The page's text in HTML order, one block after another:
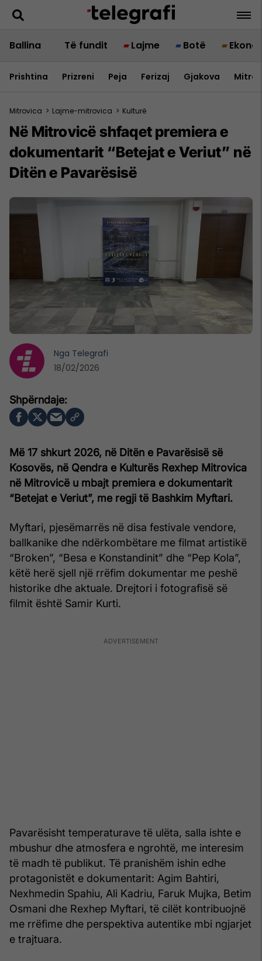
Ballina Të fundit Lajme Botë
Prishtina Prizreni Peja Ferizaj Gjakova
Mitrovica > Lajme-mitrovica > Kulturë
Në Mitrovicë shfaqet premiera e
dokumentarit “Betejat e Veriut” në
Ditën e Pavarësisë
Më 17 shkurt 2026, në Ditën e Pavarësisë së
Kosovës, në Qendra e Kulturës Rexhep Mitrovica
në Mitrovicë u mbajt premiera e dokumentarit
“Betejat e Veriut”, me regji të Bashkim Myftari.
Myftari, pjesëmarrës në disa festivale vendore,
ballkanike dhe ndërkombëtare me filmat artistikë
“Broken”, “Besa e Konstandinit” dhe “Pep Kola”,
këtë herë sjell një rrëfim dokumentar me peshë
historike dhe aktuale. Drejtori i fotografisë së
filmit është Samir Kurti.
Pavarësisht temperaturave të ulëta, salla ishte e
mbushur dhe atmosfera e ngrohtë, me interesim
të madh të publikut. Të pranishëm ishin edhe
protagonistët e dokumentarit: Agim Bahtiri,
Nexhmedin Spahiu, Ali Kadriu, Faruk Mujka, Betim
Osmani dhe Rexhep Myftari, të cilët kontribuojnë
me rrëfime dhe perspektiva autentike mbi ngjarjet
e trajtuara.
Nga Telegrafi
18/02/2026